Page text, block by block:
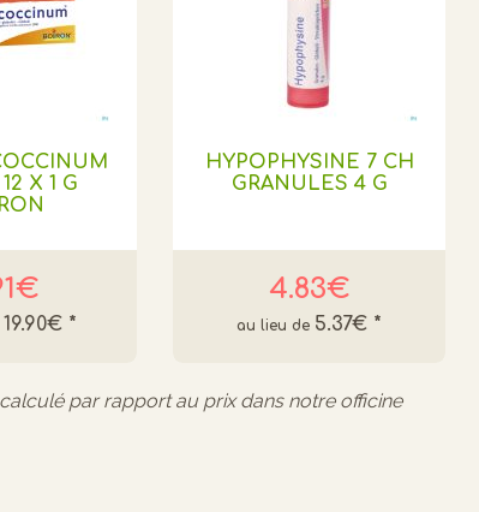
X 1 G
19.90€ *
HYPOPHYSINE 7 CH
GRANULES 4 G
4.83€
5.37€ *
par rapport au prix dans notre officine